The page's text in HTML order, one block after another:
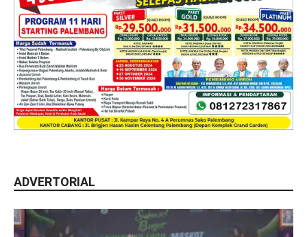
ADVERTORIAL